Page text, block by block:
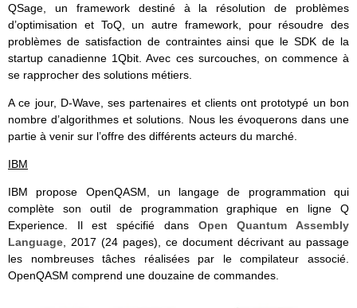
QSage, un framework destiné à la résolution de problèmes
d’optimisation et ToQ, un autre framework, pour résoudre des
problèmes de satisfaction de contraintes ainsi que le SDK de la
startup canadienne 1Qbit. Avec ces surcouches, on commence à
se rapprocher des solutions métiers.
A ce jour, D-Wave, ses partenaires et clients ont prototypé un bon
nombre d’algorithmes et solutions. Nous les évoquerons dans une
partie à venir sur l’offre des différents acteurs du marché.
IBM
IBM propose OpenQASM, un langage de programmation qui
complète son outil de programmation graphique en ligne Q
Experience. Il est spécifié dans Open Quantum Assembly
Language , 2017 (24 pages), ce document décrivant au passage
les nombreuses tâches réalisées par le compilateur associé.
OpenQASM comprend une douzaine de commandes.